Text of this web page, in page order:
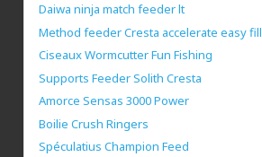
Daiwa ninja match feeder lt
Method feeder Cresta accelerate easy fill
Ciseaux Wormcutter Fun Fishing
Supports Feeder Solith Cresta
Amorce Sensas 3000 Power
Boilie Crush Ringers
Spéculatius Champion Feed